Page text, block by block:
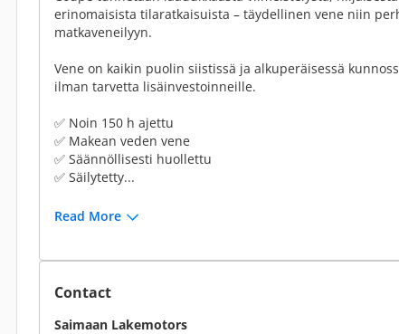
erinomaisista tilaratkaisuista – täydellinen vene niin
matkaveneilyyn.
Vene on kaikin puolin siistissä ja alkuperäisessä
ilman tarvetta lisäinvestoinneille.
✅ Noin 150 h ajettu
✅ Makean veden vene
✅ Säännöllisesti huollettu
✅ Säilytetty...
Read More
Contact
Saimaan Lakemotors